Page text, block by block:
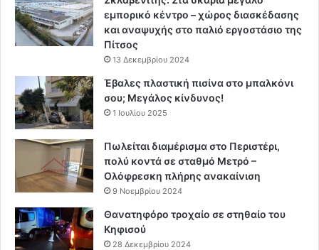
εμπορικό κέντρο – χώρος διασκέδασης
και αναψυχής στο παλιό εργοστάσιο της
Πίτσος
13 Δεκεμβρίου 2024
Έβαλες πλαστική πισίνα στο μπαλκόνι
σου; Μεγάλος κίνδυνος!
1 Ιουλίου 2025
Πωλείται διαμέρισμα στο Περιστέρι,
πολύ κοντά σε σταθμό Μετρό –
Ολόφρεσκη πλήρης ανακαίνιση
9 Νοεμβρίου 2024
Θανατηφόρο τροχαίο σε στηθαίο του
Κηφισού
28 Δεκεμβρίου 2024